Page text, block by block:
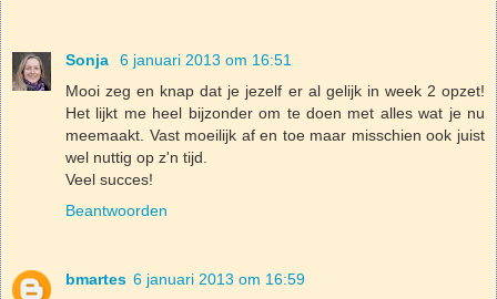
Sonja
6 januari 2013 om 16:51
Mooi zeg en knap dat je jezelf er al gelijk in week 2 opzet!
Het lijkt me heel bijzonder om te doen met alles wat je nu
meemaakt. Vast moeilijk af en toe maar misschien ook juist
wel nuttig op z'n tijd.
Veel succes!
Beantwoorden
bmartes 6 januari 2013 om 16:59